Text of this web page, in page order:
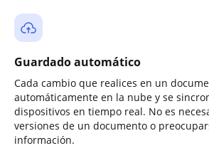
Guardado automático
Cada cambio que realices en un
automáticamente en la nube y se
dispositivos en tiempo real. No es
versiones de un documento o
información.